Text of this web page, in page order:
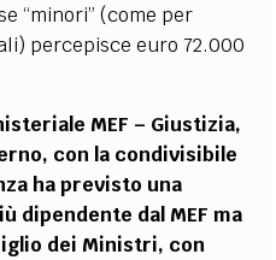
“minori” (come per
percepisce euro 72.000
MEF – Giustizia,
con la condivisibile
ha previsto una
dipendente dal MEF ma
dei Ministri, con